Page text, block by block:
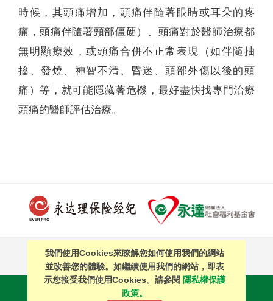
時候，其頭痛增加，頭痛伴隨著眼睛或耳朵的疼
痛，頭痛伴隨著頸部僵硬）、頭痛對於醫師治療都
無明顯療效，或頭痛合併不正常表現（如伴隨抽
搐、發燒、神智不清、昏迷、頭部外傷以後的頭
痛）等，就可能隱藏著危機，最好盡快找專門治療
頭痛的醫師評估治療。
PAGE TOP
站內搜尋｜
我們使用Cookies來瞭解您如何使用我們的網站
並改善您的體驗。如繼續使用我們的網站，即表
示您接受我們使用Cookies。請參閱 隱私權保護
政策。